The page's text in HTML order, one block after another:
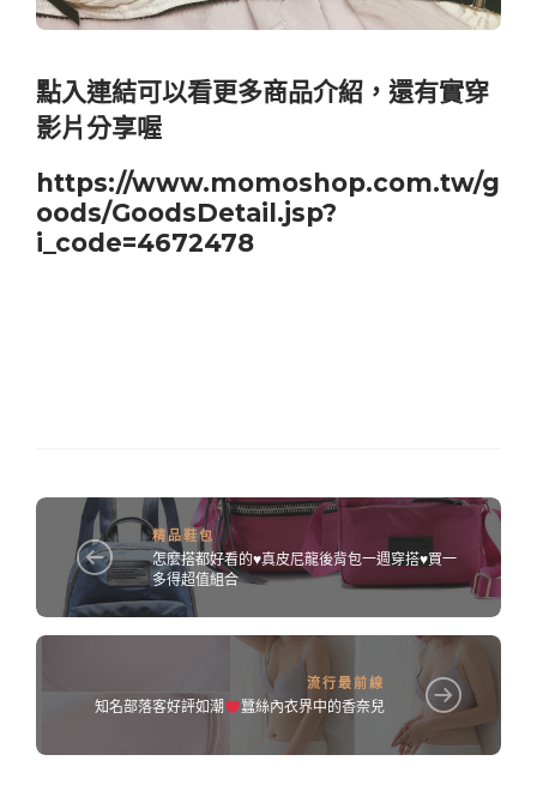
點入連結可以看更多商品介紹，還有實穿
影片分享喔
https://www.momoshop.com.tw/g
oods/GoodsDetail.jsp?
i_code=4672478
精品鞋包
怎麼搭都好看的♥真皮尼龍後背包一週穿搭♥買一
多得超值組合
流行最前線
知名部落客好評如潮 蠶絲內衣界中的香奈兒